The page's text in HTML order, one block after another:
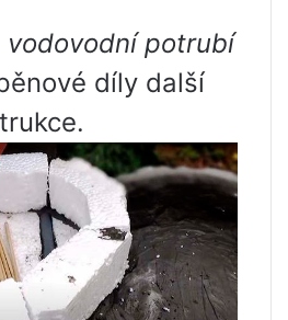
vodovodní potrubí
díly další